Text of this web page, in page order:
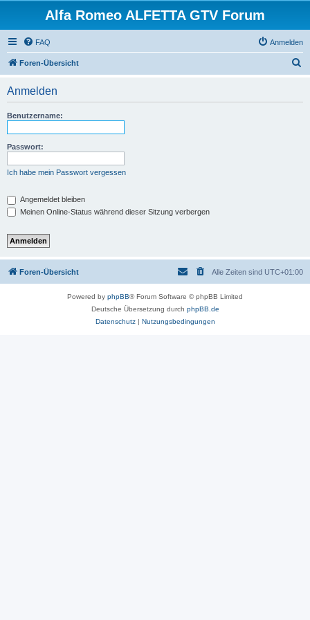
Alfa Romeo ALFETTA GTV Forum
FAQ Anmelden
Foren-Übersicht
Anmelden
Benutzername:
Passwort:
Ich habe mein Passwort vergessen
Angemeldet bleiben
Meinen Online-Status während dieser Sitzung verbergen
Foren-Übersicht Alle Zeiten sind UTC+01:00
Powered by phpBB® Forum Software © phpBB Limited
Deutsche Übersetzung durch phpBB.de
Datenschutz| Nutzungsbedingungen